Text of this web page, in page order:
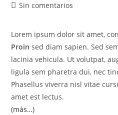
Sin comentarios
Lorem ipsum dolor sit amet,
Proin sed diam sapien. Sed
lacinia vehicula. Ut volutpat,
ligula sem pharetra dui, nec
Phasellus viverra nisl vitae
amet est lectus.
(más…)